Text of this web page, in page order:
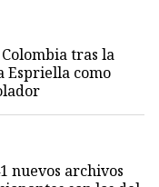
tras la
Espriella como
nuevos archivos